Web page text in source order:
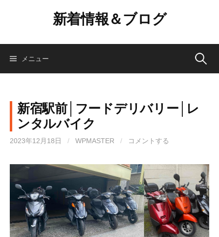
ン
新着情報＆ブログ
メニュー 検
新宿駅前│フードデリバリー│レ
ンタルバイク
2023年12月18日 / WPMASTER / コメントする